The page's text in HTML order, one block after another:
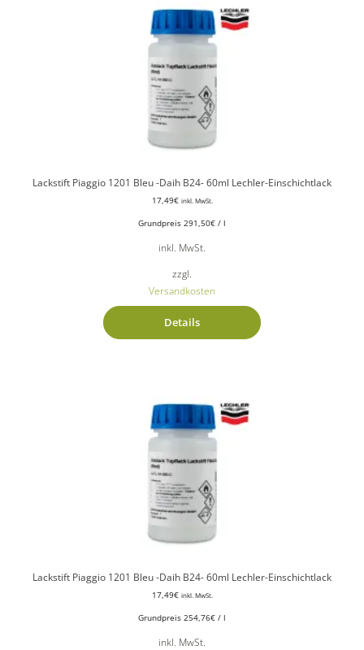
Lackstift Piaggio 1201 Bleu -Daih B24- 60ml Lechler-Einschichtlack
17,49€ inkl. MwSt.
Grundpreis 291,50€ / l
inkl. MwSt.
zzgl.
Versandkosten
Details
Lackstift Piaggio 1201 Bleu -Daih B24- 60ml Lechler-Einschichtlack
17,49€ inkl. MwSt.
Grundpreis 254,76€ / l
inkl. MwSt.